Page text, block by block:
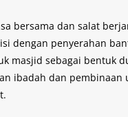
bersama dan salat
dengan penyerahan
masjid sebagai bentuk
ibadah dan pembinaan